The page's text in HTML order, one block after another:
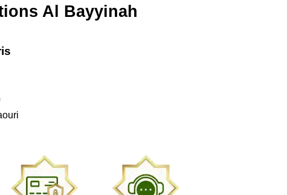
Al Bayyinah